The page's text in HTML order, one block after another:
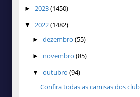
► 2023(1450)
▼ 2022(1482)
► dezembro (55)
► novembro (85)
▼ outubro (94)
Confira todas as camisas dos